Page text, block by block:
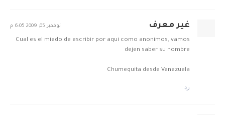
غير معرف نوفمبر 05, 2009 6:05 م
Cual es el miedo de escribir por aqui como anonimos, vamos
dejen saber su nombre
Chumequita desde Venezuela
رد